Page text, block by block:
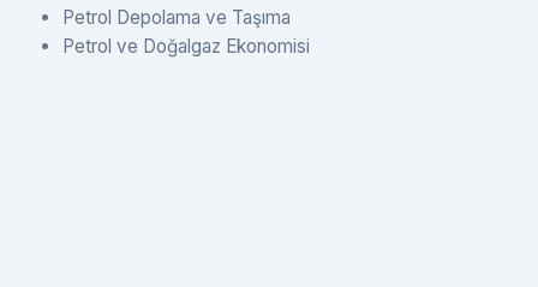
Petrol Depolama ve Taşıma
Petrol ve Doğalgaz Ekonomisi